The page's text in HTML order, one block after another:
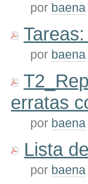
por baena
por baena
erratas
por baena
Lista
por baena